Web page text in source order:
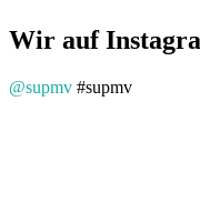
Wir auf
@supmv #supmv